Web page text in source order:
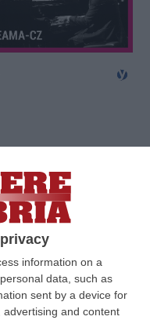
information on a
data, such as
sent by a device for
and content